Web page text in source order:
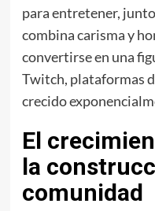
para entretener,
combina carisma y
convertirse en una
Twitch, plataformas
crecido
El
la
comunidad